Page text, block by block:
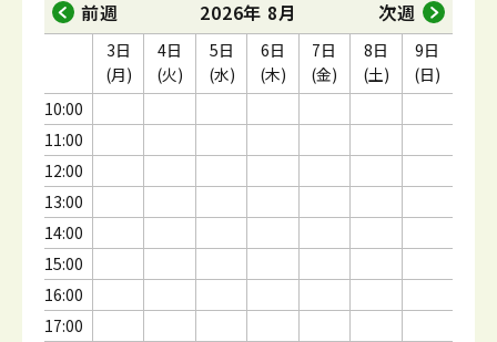
前週 2026年 8月 次週
10:00
11:00
12:00
13:00
14:00
15:00
16:00
17:00
3日
(月)
4日
(火)
5日
(水)
6日
(木)
7日
(金)
8日
(土)
9日
(日)